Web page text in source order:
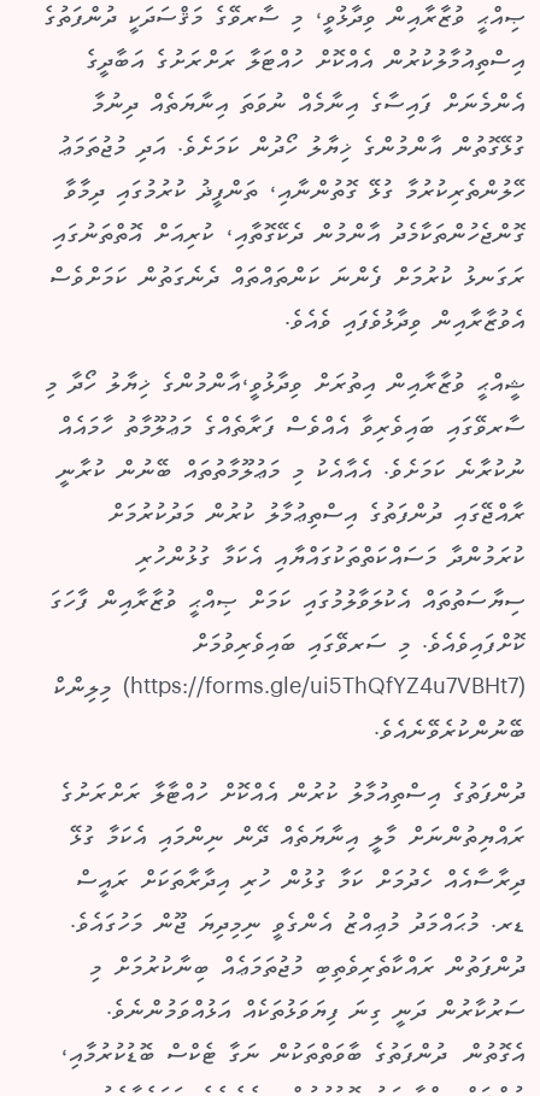
ޞިއްޙީ ވުޒާރާއިން ވިދާޅުވީ، މި ސާރވޭގެ މަޤްސަދަކީ ދުންފަތުގެ
އިސްތިއުމާލުކުރުން އެއްކޮށް ހުއްޓަލާ ރަށްރަށުގެ އަބާދީގެ
އެންމެނަށް ފައިސާގެ އިނާމެއް ނުވަތަ އިނާޔަތެއް ދިނުމާ
ގުޅޭގޮތުން އާންމުންގެ ޚިޔާލު ހޯދުން ކަމަށެވެ. އަދި މުޖުތަމަޢު
ހޭލުންތެރިކުރުމާ ގުޅޭ ގޮތުންނާއި، ތަންފީޛު ކުރުމުގައި ދިމާވާ
ގޮންޖެހުންތަކާމެދު އާންމުން ދެކޭގޮތާއި، ކުރިއަށް އޮތްތަނުގައި
ރަގަނޅު ކުރުމަށް ފެންނަ ކަންތައްތައް ދެނެގަތުން ކަމަށްވެސް
އެވުޒާރާއިން ވިދާޅުވެފައި ވެއެވެ.
ޝީއްޙީ ވުޒާރާއިން އިތުރަށް ވިދާޅުވީ،އާންމުންގެ ޚިޔާލު ހޯދާ މި
ސާރވޭގައި ބައިވެރިވާ އެއްވެސް ފަރާތެއްގެ މަޢުލޫމާތު ހާމައެއް
ނުކުރާނެ ކަމަށެވެ. އެއާއެކު މި މަޢުލޫމާތުތައް ބޭނުން ކުރާނީ
ރާއްޖޭގައި ދުންފަތުގެ އިސްތިޢުމާލު ކުރުން މަދުކުރުމަށް
ކުރަމުންދާ މަސައްކަތްތަކުގައްޔާއި އެކަމާ ގުޅުންހުރި
ސިޔާސަތުތައް އެކުލަވާލުމުގައި ކަމަށް ޞިއްޙީ ވުޒާރާއިން ފާހަގަ
ކޮށްފައިވެއެވެ. މި ސަރވޭގައި ބައިވެރިވުމަށް
(https://forms.gle/ui5ThQfYZ4u7VBHt7) މިލިންކް
ބޭނުންކުރެވޭނެއެވެ.
ދުންފަތުގެ އިސްތިއުމާލު ކުރުން އެއްކޮށް ހުއްޓާލާ ރަށްރަށުގެ
ރައްޔިތުންނަށް މާލީ އިނާޔަތެއް ދޭން ނިންމައި އެކަމާ ގުޅޭ
ދިރާސާއެއް ހެދުމަށް ކަމާ ގުޅުން ހުރި އިދާރާތަކަށް ރައީސް
ޑރ. މުޙައްމަދު މުޢިއްޒު އެންގެވީ ނިމިދިޔަ ޖޫން މަހުގައެވެ.
ދުންފަތުން ރައްކާތެރިވެތިބި މުޖުތަމަޢެއް ބިނާކުރުމަށް މި
ސަރުކާރުން ދަނީ ގިނަ ފިޔަވަޅުތަކެއް އަޅުއްވަމުންނެވެ.
އެގޮތުން ދުންފަތުގެ ބާވަތްތަކުން ނަގާ ޓެކްސް ބޮޑުކުރުމާއި،